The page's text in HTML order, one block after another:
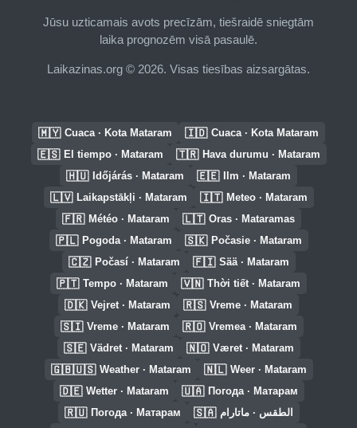
Jūsu uzticamais avots precīzām, tiešraidē sniegtām
laika prognozēm visā pasaulē.
Laikazinas.org © 2026. Visas tiesības aizsargātas.
🇲🇾 Cuaca · Kota Mataram 🇮🇩 Cuaca · Kota Mataram
🇪🇸 El tiempo · Mataram 🇹🇷 Hava durumu · Mataram
🇭🇺 Időjárás · Mataram 🇪🇪 Ilm · Mataram
🇱🇻 Laikapstākļi · Mataram 🇮🇹 Meteo · Mataram
🇫🇷 Météo · Mataram 🇱🇹 Oras · Mataramas
🇵🇱 Pogoda · Mataram 🇸🇰 Počasie · Mataram
🇨🇿 Počasí · Mataram 🇫🇮 Sää · Mataram
🇵🇹 Tempo · Mataram 🇻🇳 Thời tiết · Mataram
🇩🇰 Vejret · Mataram 🇷🇸 Vreme · Mataram
🇸🇮 Vreme · Mataram 🇷🇴 Vremea · Mataram
🇸🇪 Vädret · Mataram 🇳🇴 Været · Mataram
🇬🇧🇺🇸 Weather · Mataram 🇳🇱 Weer · Mataram
🇩🇪 Wetter · Mataram 🇺🇦 Погода · Матарам
🇷🇺 Погода · Матарам 🇸🇦 الطقس · ماتارام